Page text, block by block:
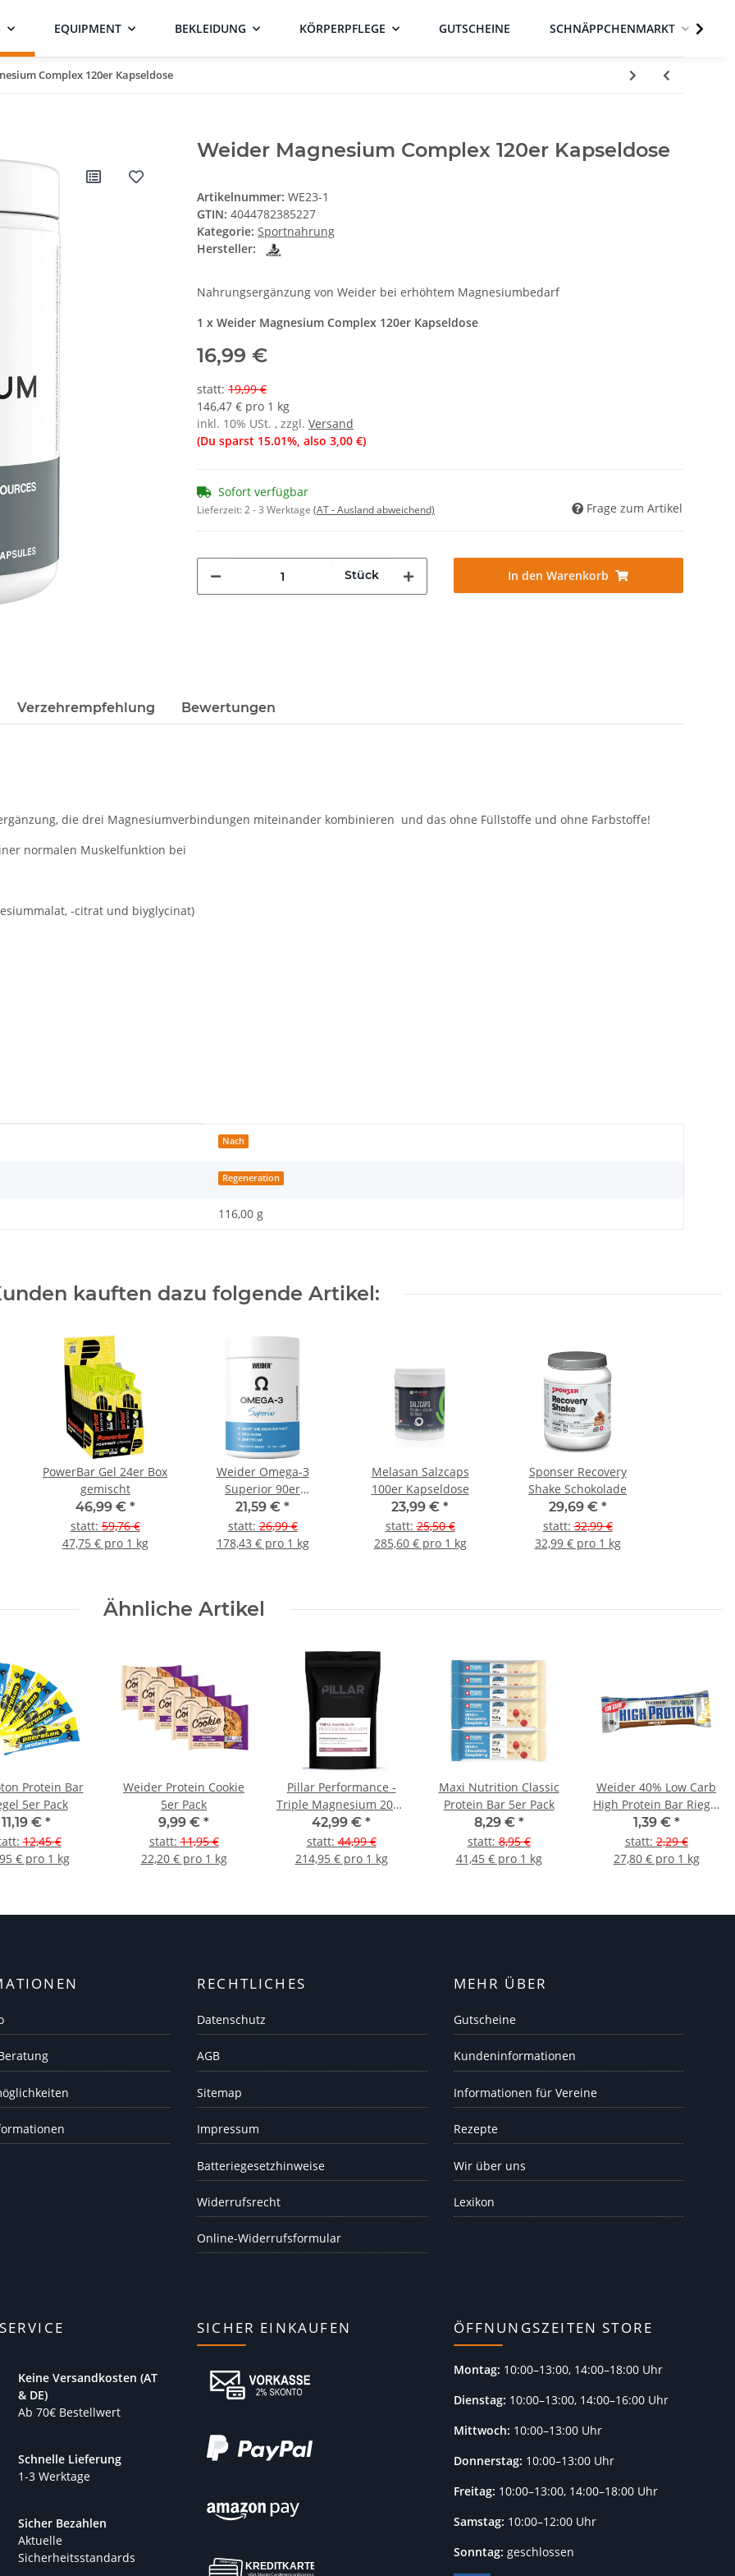
EQUIPMENT BEKLEIDUNG KÖRPERPFLEGE GUTSCHEINE SCHNÄPPCHENMARKT
Complex 120er Kapseldose
Weider Magnesium Complex 120er Kapseldose
Artikelnummer: WE23-1
GTIN: 4044782385227
Kategorie: Sportnahrung
Hersteller:
Nahrungsergänzung von Weider bei erhöhtem Magnesiumbedarf
1 x Weider Magnesium Complex 120er Kapseldose
16,99 €
statt: 19,99 €
146,47 € pro 1 kg
inkl. 10% USt. , zzgl. Versand
(Du sparst 15.01%, also 3,00 €)
Sofort verfügbar
Lieferzeit:2 - 3 Werktage (AT - Ausland abweichend) Frage zum Artikel
Stück In den Warenkorb
Verzehrempfehlung Bewertungen
die drei Magnesiumverbindungen miteinander kombinieren und das ohne Füllstoffe und ohne Farbstoffe!
normalen Muskelfunktion bei
-citrat und biyglycinat)
Nach
Regeneration
116,00 g
kauften dazu folgende Artikel:
PowerBar Gel 24er Box
gemischt
46,99 € *
statt:59,76 €
47,75 € pro 1 kg
Weider Omega-3
Superior 90er
Kapseldose
21,59 € *
statt:26,99 €
178,43 € pro 1 kg
Melasan Salzcaps
100er Kapseldose
23,99 € *
statt:25,50 €
285,60 € pro 1 kg
Sponser Recovery
Shake Schokolade
29,69 € *
statt:32,99 €
32,99 € pro 1 kg
Ähnliche Artikel
Protein Bar
5er Pack
11,19 € *
:12,45 €
€ pro 1 kg
Weider Protein Cookie
5er Pack
9,99 € *
statt:11,95 €
22,20 € pro 1 kg
Pillar Performance -
Triple Magnesium 200g
Pulver (Beutel)
42,99 € *
statt:44,99 €
214,95 € pro 1 kg
Maxi Nutrition Classic
Protein Bar 5er Pack
8,29 € *
statt:8,95 €
41,45 € pro 1 kg
Weider 40% Low Carb
High Protein Bar Riegel
Schokolade MHD 09-
2026
1,39 € *
statt:2,29 €
27,80 € pro 1 kg
RECHTLICHES
Datenschutz
AGB
Sitemap
Impressum
Batteriegesetzhinweise
Widerrufsrecht
Online-Widerrufsformular
MEHR ÜBER
Gutscheine
Kundeninformationen
Informationen für Vereine
Rezepte
Wir über uns
Lexikon
Keine Versandkosten (AT
& DE)
Ab 70€ Bestellwert
Schnelle Lieferung
1-3 Werktage
Sicher Bezahlen
Aktuelle
Sicherheitsstandards
SICHER EINKAUFEN ÖFFNUNGSZEITEN STORE
Montag: 10:00–13:00, 14:00–18:00 Uhr
Dienstag: 10:00–13:00, 14:00–16:00 Uhr
Mittwoch: 10:00–13:00 Uhr
Donnerstag: 10:00–13:00 Uhr
Freitag: 10:00–13:00, 14:00–18:00 Uhr
Samstag: 10:00–12:00 Uhr
Sonntag: geschlossen